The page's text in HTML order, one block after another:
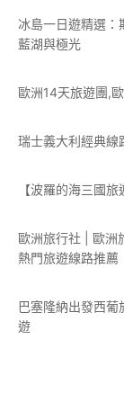
冰島一日遊精選：
藍湖與極光
歐洲14天旅遊團,
瑞士義大利經典
【波羅的海三國
歐洲旅行社 | 歐洲
熱門旅遊線路推薦
巴塞隆納出發西葡
遊